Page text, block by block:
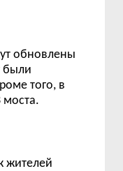
обновлены
были
того, в
моста.
жителей